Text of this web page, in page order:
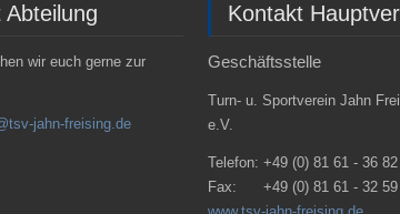
Abteilung
wir euch gerne zur
jahn-freising.de
Kontakt
Geschäftsstelle
Turn- u. Sportverein Jahn
e.V.
Telefon: +49 (0) 81 61 - 36 82
Fax:
+49 (0) 81 61 - 32 59